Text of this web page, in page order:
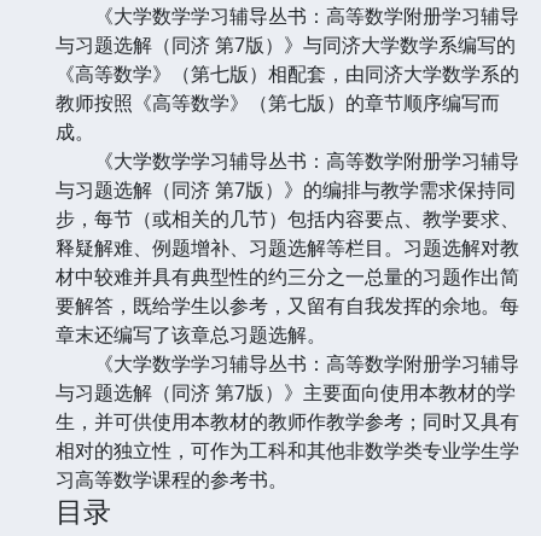
《大学数学学习辅导丛书：高等数学附册学习辅导
与习题选解（同济 第7版）》与同济大学数学系编写的
《高等数学》（第七版）相配套，由同济大学数学系的
教师按照《高等数学》（第七版）的章节顺序编写而
成。
《大学数学学习辅导丛书：高等数学附册学习辅导
与习题选解（同济 第7版）》的编排与教学需求保持同
步，每节（或相关的几节）包括内容要点、教学要求、
释疑解难、例题增补、习题选解等栏目。习题选解对教
材中较难并具有典型性的约三分之一总量的习题作出简
要解答，既给学生以参考，又留有自我发挥的余地。每
章末还编写了该章总习题选解。
《大学数学学习辅导丛书：高等数学附册学习辅导
与习题选解（同济 第7版）》主要面向使用本教材的学
生，并可供使用本教材的教师作教学参考；同时又具有
相对的独立性，可作为工科和其他非数学类专业学生学
习高等数学课程的参考书。
目录